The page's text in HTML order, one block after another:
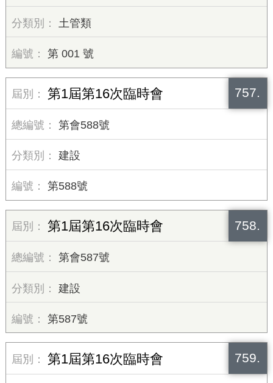
土管類
第 001 號
757.
第1屆第16次臨時會
第會588號
建設
第588號
758.
第1屆第16次臨時會
第會587號
建設
第587號
759.
第1屆第16次臨時會